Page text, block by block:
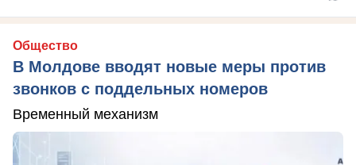
Общество
В Молдове вводят новые меры против
звонков с поддельных номеров
Временный механизм